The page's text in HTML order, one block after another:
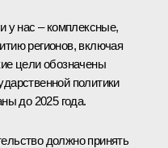
у нас – комплексные,
регионов, включая
цели обозначены
политики
до 2025 года.
должно принять